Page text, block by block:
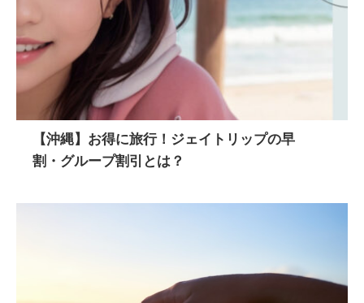
【沖縄】お得に旅行！ジェイトリップの早
割・グループ割引とは？